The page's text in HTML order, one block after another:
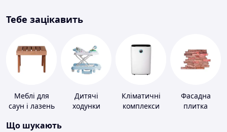
Тебе зацікавить
Меблі для
саун і лазень
Дитячі
ходунки
Кліматичні
комплекси
Фасадна
плитка
Що шукають